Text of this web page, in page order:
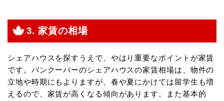
3. 家賃の相場
シェアハウスを探すうえで、やはり重要なポイントが家賃
です。バンクーバーのシェアハウスの家賃相場は、物件の
立地や時期にもよりますが、春や夏にかけては留学生も増
えるので、家賃が高くなる傾向があります。また基本的